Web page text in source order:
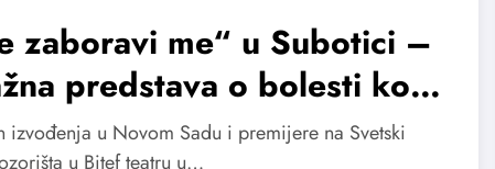
zaboravi me“ u Subotici –
predstava o bolesti koja
živote
izvođenja u Novom Sadu i premijere na Svetski
u Bitef teatru u…